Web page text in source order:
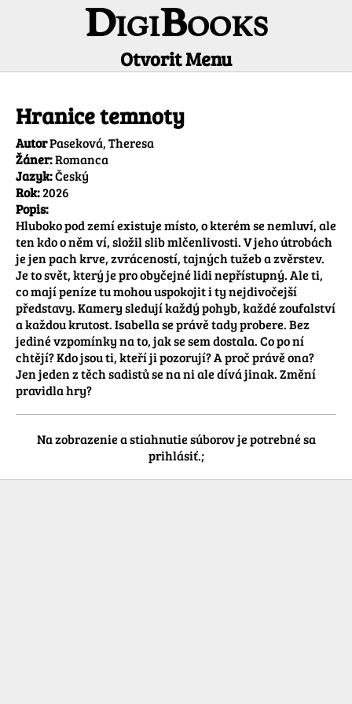
DigiBooks
Otvorit Menu
Hranice temnoty
AutorPaseková, Theresa
Žáner:Romanca
Jazyk:Český
Rok:2026
Popis:
Hluboko pod zemí existuje místo, o kterém se nemluví, ale
ten kdo o něm ví, složil slib mlčenlivosti. V jeho útrobách
je jen pach krve, zvráceností, tajných tužeb a zvěrstev.
Je to svět, který je pro obyčejné lidi nepřístupný. Ale ti,
co mají peníze tu mohou uspokojit i ty nejdivočejší
představy. Kamery sledují každý pohyb, každé zoufalství
a každou krutost. Isabella se právě tady probere. Bez
jediné vzpomínky na to, jak se sem dostala. Co po ní
chtějí? Kdo jsou ti, kteří ji pozorují? A proč právě ona?
Jen jeden z těch sadistů se na ni ale dívá jinak. Změní
Na zobrazenie a stiahnutie súborov je potrebné sa
prihlásiť.;